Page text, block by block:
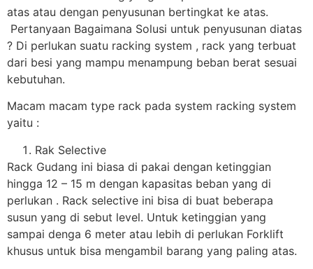
atas atau dengan penyusunan bertingkat ke atas.
Pertanyaan Bagaimana Solusi untuk penyusunan diatas
? Di perlukan suatu racking system , rack yang terbuat
dari besi yang mampu menampung beban berat sesuai
kebutuhan.
Macam macam type rack pada system racking system
yaitu :
Rak Selective
Rack Gudang ini biasa di pakai dengan ketinggian
hingga 12 – 15 m dengan kapasitas beban yang di
perlukan . Rack selective ini bisa di buat beberapa
susun yang di sebut level. Untuk ketinggian yang
sampai denga 6 meter atau lebih di perlukan Forklift
khusus untuk bisa mengambil barang yang paling atas.